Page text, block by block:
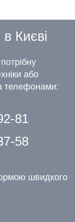
Києві
або
телефонами:
81
58
швидкого